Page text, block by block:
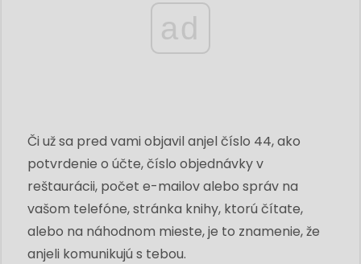
ad
Či už sa pred vami objavil anjel číslo 44, ako
potvrdenie o účte, číslo objednávky v
reštaurácii, počet e-mailov alebo správ na
vašom telefóne, stránka knihy, ktorú čítate,
alebo na náhodnom mieste, je to znamenie, že
anjeli komunikujú s tebou.